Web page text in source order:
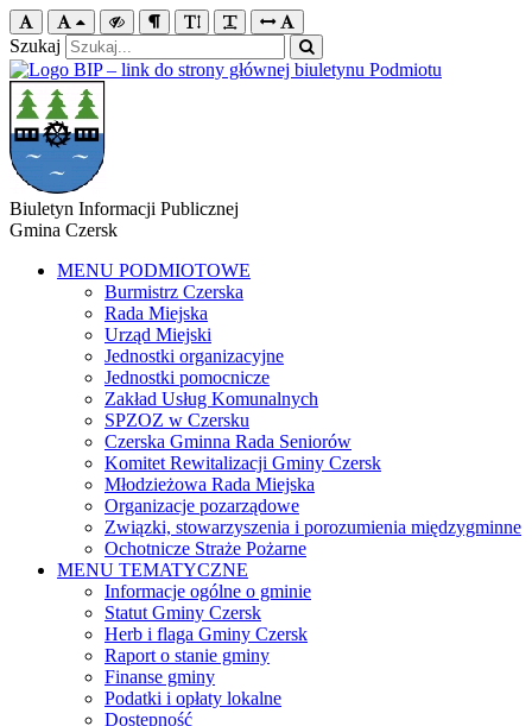
Szukaj
Biuletyn Informacji Publicznej
Gmina Czersk
MENU PODMIOTOWE
Burmistrz Czerska
Rada Miejska
Urząd Miejski
Jednostki organizacyjne
Jednostki pomocnicze
Zakład Usług Komunalnych
SPZOZ w Czersku
Czerska Gminna Rada Seniorów
Komitet Rewitalizacji Gminy Czersk
Młodzieżowa Rada Miejska
Organizacje pozarządowe
Związki, stowarzyszenia i porozumienia międzygminne
Ochotnicze Straże Pożarne
MENU TEMATYCZNE
Informacje ogólne o gminie
Statut Gminy Czersk
Herb i flaga Gminy Czersk
Raport o stanie gminy
Finanse gminy
Podatki i opłaty lokalne
Dostępność